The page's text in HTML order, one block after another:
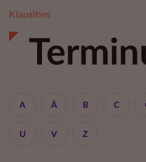
Klausīties
A Ā B C
U V Z